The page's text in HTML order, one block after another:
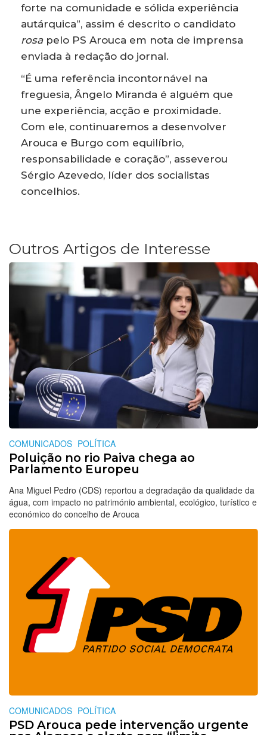
forte na comunidade e sólida experiência
autárquica”, assim é descrito o candidato
rosapelo PS Arouca em nota de imprensa
enviada à redação do jornal.
“É uma referência incontornável na
freguesia, Ângelo Miranda é alguém que
une experiência, acção e proximidade.
Com ele, continuaremos a desenvolver
Arouca e Burgo com equilíbrio,
responsabilidade e coração”, asseverou
Sérgio Azevedo, líder dos socialistas
concelhios.
Outros Artigos de Interesse
COMUNICADOS POLÍTICA
Poluição no rio Paiva chega ao
Parlamento Europeu
Ana Miguel Pedro (CDS) reportou a degradação da qualidade da
água, com impacto no património ambiental, ecológico, turístico e
económico do concelho de Arouca
COMUNICADOS POLÍTICA
PSD Arouca pede intervenção urgente